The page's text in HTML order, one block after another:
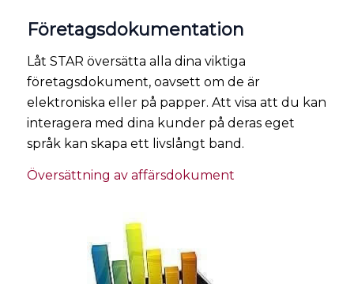
Företagsdokumentation
Låt STAR översätta alla dina viktiga
företagsdokument, oavsett om de är
elektroniska eller på papper. Att visa att du kan
interagera med dina kunder på deras eget
språk kan skapa ett livslångt band.
Översättning av affärsdokument